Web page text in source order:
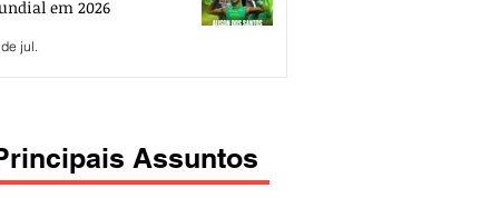
em 2026
jul.
Assuntos